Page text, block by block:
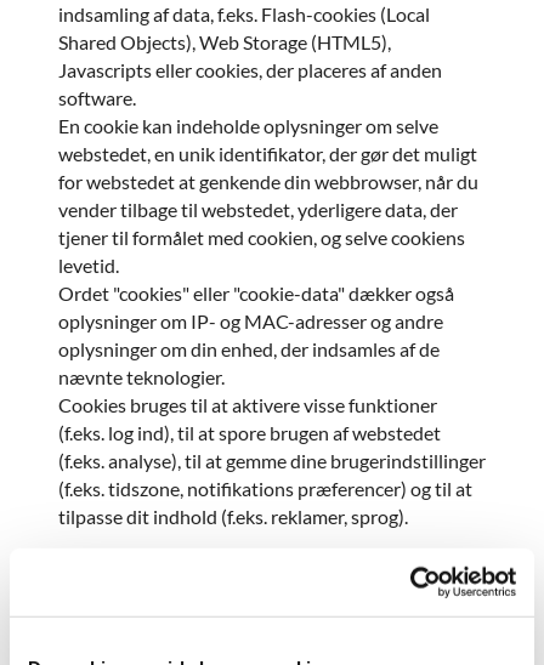
indsamling af data, f.eks. Flash-cookies (Local
Shared Objects), Web Storage (HTML5),
Javascripts eller cookies, der placeres af anden
software.
En cookie kan indeholde oplysninger om selve
webstedet, en unik identifikator, der gør det muligt
for webstedet at genkende din webbrowser, når du
vender tilbage til webstedet, yderligere data, der
tjener til formålet med cookien, og selve cookiens
levetid.
Ordet "cookies" eller "cookie-data" dækker også
oplysninger om IP- og MAC-adresser og andre
oplysninger om din enhed, der indsamles af de
nævnte teknologier.
Cookies bruges til at aktivere visse funktioner
(f.eks. log ind), til at spore brugen af webstedet
(f.eks. analyse), til at gemme dine brugerindstillinger
(f.eks. tidszone, notifikations præferencer) og til at
tilpasse dit indhold (f.eks. reklamer, sprog).
Typer af cookies og hvordan vi bruger